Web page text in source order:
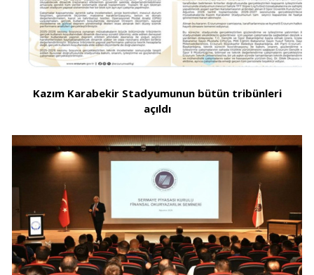
Kazım Karabekir Stadyumunun bütün tribünleri
açıldı